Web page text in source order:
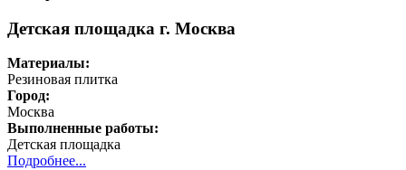
Детская площадка г. Москва
Материалы:
Резиновая плитка
Город:
Москва
Выполненные работы:
Детская площадка
Подробнее...